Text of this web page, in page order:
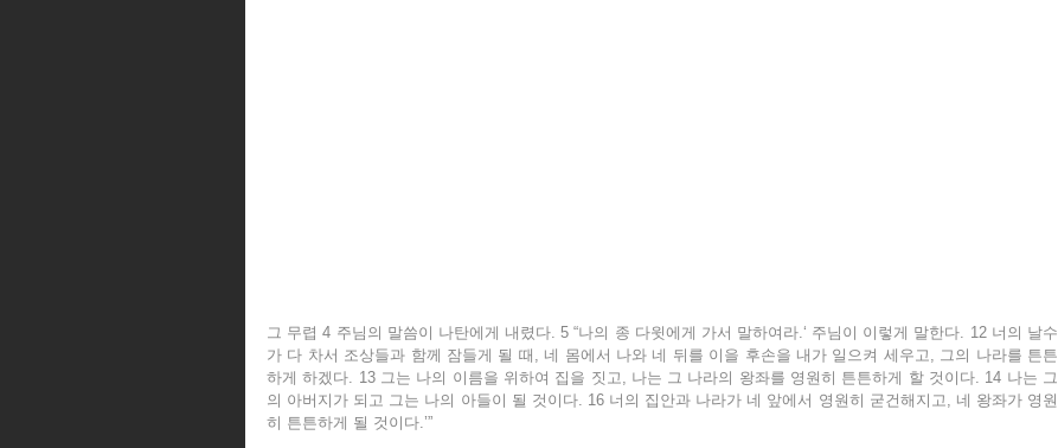
그 무렵 4 주님의 말씀이 나탄에게 내렸다. 5 “나의 종 다윗에게 가서 말하여라.‘ 주님이 이렇게 말한다. 12 너의 날수
가 다 차서 조상들과 함께 잠들게 될 때, 네 몸에서 나와 네 뒤를 이을 후손을 내가 일으켜 세우고, 그의 나라를 튼튼
하게 하겠다. 13 그는 나의 이름을 위하여 집을 짓고, 나는 그 나라의 왕좌를 영원히 튼튼하게 할 것이다. 14 나는 그
의 아버지가 되고 그는 나의 아들이 될 것이다. 16 너의 집안과 나라가 네 앞에서 영원히 굳건해지고, 네 왕좌가 영원
히 튼튼하게 될 것이다.’”